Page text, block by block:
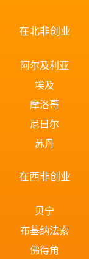
在北非创业
阿尔及利亚
埃及
摩洛哥
尼日尔
苏丹
在西非创业
贝宁
布基纳法索
佛得角